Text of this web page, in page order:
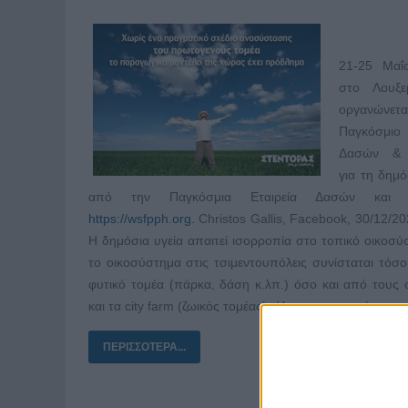
21-25
στο
Παγκόσμιο
Δασών &
για τη
από την Παγκόσμια Εταιρεία Δασών και
https://wsfpph.org.
Christos Gallis, Facebook, 30/12/
Η δημόσια υγεία απαιτεί ισορροπία στο τοπικό
το οικοσύστημα στις τσιμεντουπόλεις συνίσταται
φυτικό τομέα (πάρκα, δάση κ.λπ.) όσο και από τους
και τα city farm (ζωικός τομέας), όλα σε ισορροπία.
ΠΕΡΙΣΣΌΤΕΡΑ...